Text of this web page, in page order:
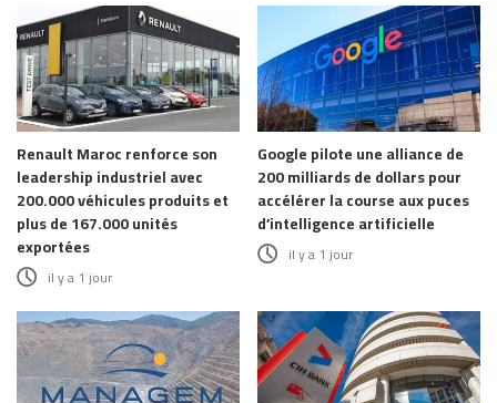
Renault Maroc renforce son
leadership industriel avec
200.000 véhicules produits et
plus de 167.000 unités
exportées
il y a 1 jour
Google pilote une alliance de
200 milliards de dollars pour
accélérer la course aux puces
d’intelligence artificielle
il y a 1 jour